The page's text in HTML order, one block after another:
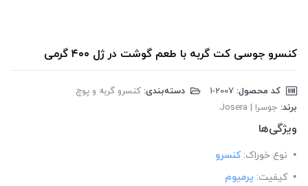
کنسرو جوسی کت گربه با طعم گوشت در ژل ۴۰۰ گرمی
کد محصول: دسته‌بندی: کنسرو گربه و پوچ
برند: جوسرا | Josera
ویژگی‌ها
نوع خوراک: کنسرو
کیفیت: پرمیوم